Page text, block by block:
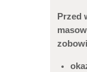
Przed